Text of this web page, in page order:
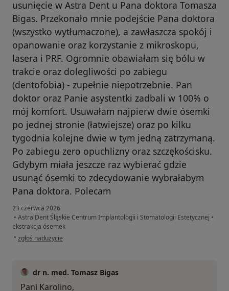
usunięcie w Astra Dent u Pana doktora Tomasza
Bigas. Przekonało mnie podejście Pana doktora
(wszystko wytłumaczone), a zawłaszcza spokój i
opanowanie oraz korzystanie z mikroskopu,
lasera i PRF. Ogromnie obawiałam się bólu w
trakcie oraz dolegliwości po zabiegu
(dentofobia) - zupełnie niepotrzebnie. Pan
doktor oraz Panie asystentki zadbali w 100% o
mój komfort. Usuwałam najpierw dwie ósemki
po jednej stronie (łatwiejsze) oraz po kilku
tygodnia kolejne dwie w tym jedną zatrzymaną.
Po zabiegu zero opuchlizny oraz szczękościsku.
Gdybym miała jeszcze raz wybierać gdzie
usunąć ósemki to zdecydowanie wybrałabym
Pana doktora. Polecam
23 czerwca 2026
• Astra Dent Śląskie Centrum Implantologii i Stomatologii Estetycznej •
ekstrakcja ósemek
• w opinii użytkownika Karolina O
zgłoś nadużycie
dr n. med. Tomasz Bigas
Pani Karolino,